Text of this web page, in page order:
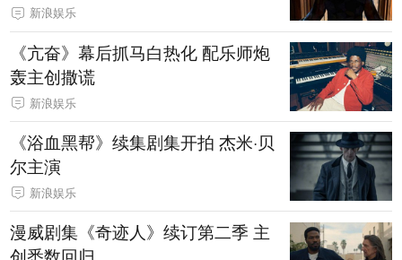
新浪娱乐
《亢奋》幕后抓马白热化 配乐师炮
轰主创撒谎
新浪娱乐
《浴血黑帮》续集剧集开拍 杰米·贝
尔主演
新浪娱乐
漫威剧集《奇迹人》续订第二季 主